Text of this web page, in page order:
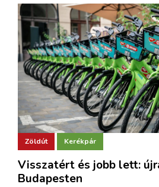
Zöldút Kerékpár
Visszatért és jobb lett:
Budapesten